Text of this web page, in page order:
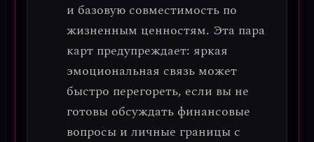
и базовую совместимость по
жизненным ценностям. Эта пара
карт предупреждает: яркая
эмоциональная связь может
быстро перегореть, если вы не
готовы обсуждать финансовые
вопросы и личные границы с